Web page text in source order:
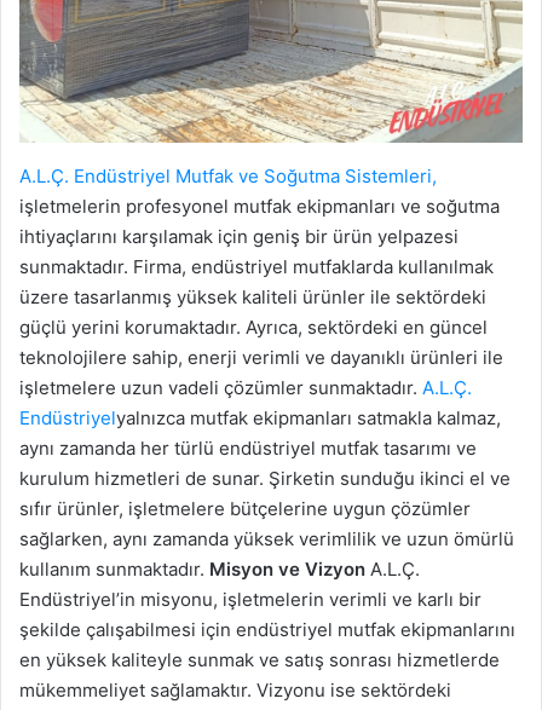
A.L.Ç. Endüstriyel Mutfak ve Soğutma Sistemleri,
işletmelerin profesyonel mutfak ekipmanları ve soğutma
ihtiyaçlarını karşılamak için geniş bir ürün yelpazesi
sunmaktadır. Firma, endüstriyel mutfaklarda kullanılmak
üzere tasarlanmış yüksek kaliteli ürünler ile sektördeki
güçlü yerini korumaktadır. Ayrıca, sektördeki en güncel
teknolojilere sahip, enerji verimli ve dayanıklı ürünleri ile
işletmelere uzun vadeli çözümler sunmaktadır. A.L.Ç.
Endüstriyelyalnızca mutfak ekipmanları satmakla kalmaz,
aynı zamanda her türlü endüstriyel mutfak tasarımı ve
kurulum hizmetleri de sunar. Şirketin sunduğu ikinci el ve
sıfır ürünler, işletmelere bütçelerine uygun çözümler
sağlarken, aynı zamanda yüksek verimlilik ve uzun ömürlü
kullanım sunmaktadır. Misyon ve Vizyon A.L.Ç.
Endüstriyel’in misyonu, işletmelerin verimli ve karlı bir
şekilde çalışabilmesi için endüstriyel mutfak ekipmanlarını
en yüksek kaliteyle sunmak ve satış sonrası hizmetlerde
mükemmeliyet sağlamaktır. Vizyonu ise sektördeki